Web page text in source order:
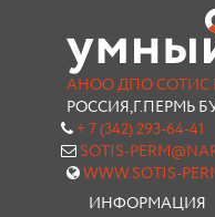
АНОО ДПО СОТИС
РОССИЯ,Г.ПЕРМЬ
+ 7 (342) 293-64-41
SOTIS-
WWW.SOTIS-
ИНФОРМАЦИЯ